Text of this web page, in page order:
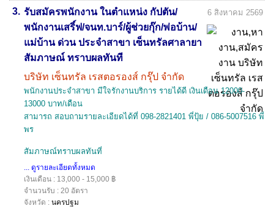
3. รับสมัครพนักงาน ในตำแหน่ง กัปตัน/
พนักงานเสริ์ฟ/จนท.บาร์/ผู้ช่วยกุ๊ก/พ่อบ้าน/
แม่บ้าน ด่วน ประจำสาขา เซ็นทรัลศาลายา
สัมภาษณ์ ทราบผลทันที
บริษัท เซ็นทรัล เรสตอรองส์ กรุ๊ป จำกัด
6 สิงหาคม 2569
พนักงานประจำสาขา มีใจรักงานบริการ รายได้ดี เงินเดือน 12000-
13000 บาท/เดือน
สามารถ สอบถามรายละเอียดได้ที่ 098-2821401 พี่ปุ้ย / 086-5007516 พี่
พร
สัมภาษณ์ทราบผลทันที่
... ดูรายละเอียดทั้งหมด
เงินเดือน : 13,000 - 15,000 ฿
จำนวนรับ : 20 อัตรา
จังหวัด : นครปฐม